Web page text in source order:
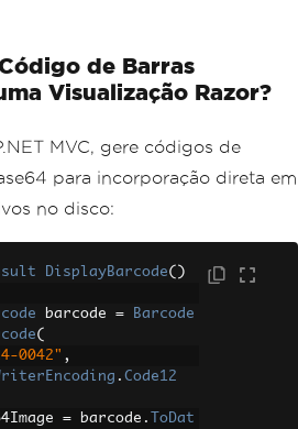
de Barras
Visualização Razor?
MVC, gere códigos de
para incorporação direta em
no disco:
DisplayBarcode()
barcode =
Barcode
(
0042" ,
. Code12
= barcode .
ToDat